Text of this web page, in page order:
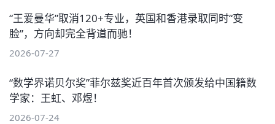
“王爱曼华”取消120+专业，英国和香港录取同时“变
脸”，方向却完全背道而驰！
2026-07-27
“数学界诺贝尔奖”菲尔兹奖近百年首次颁发给中国籍数
学家：王虹、邓煜！
2026-07-24